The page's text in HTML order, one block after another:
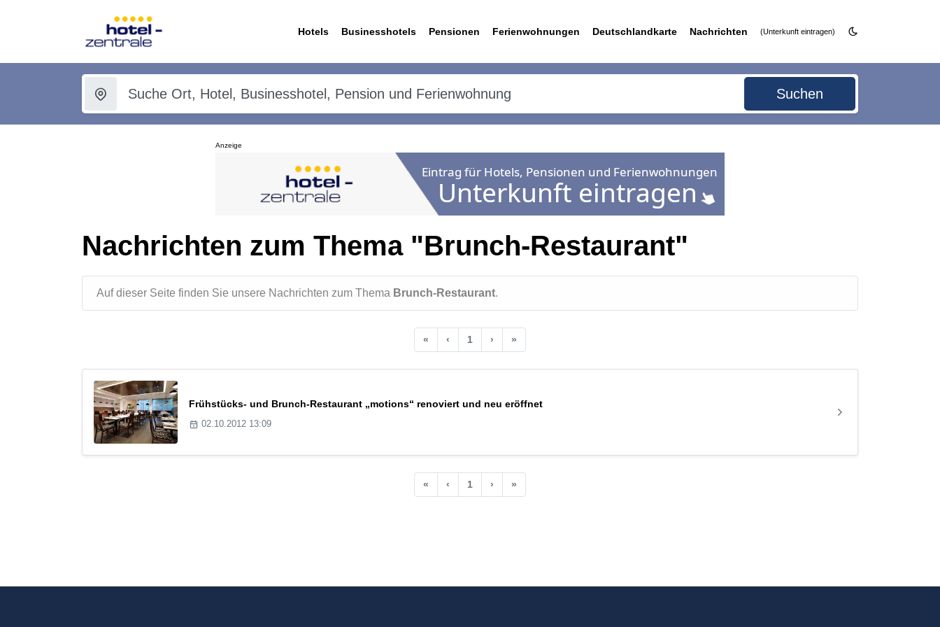
Hotels Businesshotels Pensionen Ferienwohnungen Deutschlandkarte Nachrichten (Unterkunft eintragen)
Suchen
Anzeige
Nachrichten zum Thema "Brunch-Restaurant"
Auf dieser Seite finden Sie unsere Nachrichten zum Thema Brunch-Restaurant.
« ‹ 1 › »
Frühstücks- und Brunch-Restaurant „motions“ renoviert und neu eröffnet
02.10.2012 13:09
« ‹ 1 › »